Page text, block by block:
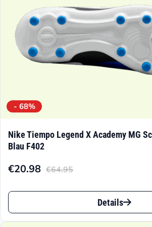
Produktseite
gewählt
werden
- 68%
Nike Tiempo Legend X Academy MG
Blau F402
€64.95
Ursprünglicher
Preis
€64.95
€20.98
Aktueller
Preis
€20.98.
Dieses
Produkt
Details